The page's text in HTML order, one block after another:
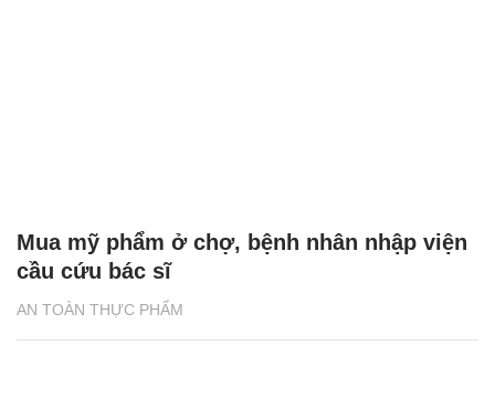
AN TOÀN THỰC PHẨM
Mua mỹ phẩm ở chợ, bệnh nhân nhập viện
cầu cứu bác sĩ